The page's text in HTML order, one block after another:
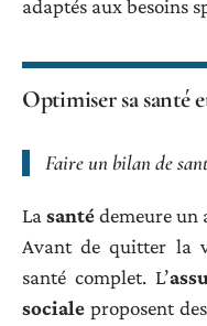
adaptés aux besoins
Optimiser sa santé
Faire un bilan de
Lasantédemeure un
Avant de quitter la
santé complet. L’
sociale proposent